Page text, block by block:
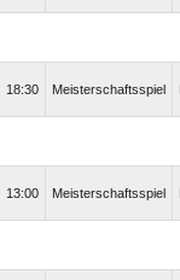
18:30 Meisterschaftsspiel
13:00 Meisterschaftsspiel